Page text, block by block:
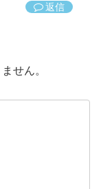
返信
せん。